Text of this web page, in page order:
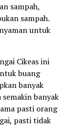
sampah,
sampah.
untuk
Cikeas ini
buang
banyak
banyak
pasti orang
pasti tidak